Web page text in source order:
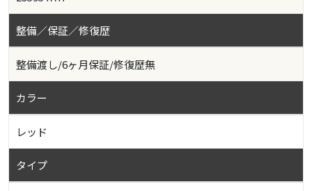
整備／保証／修復歴
整備渡し/6ヶ月保証/修復歴無
カラー
レッド
タイプ